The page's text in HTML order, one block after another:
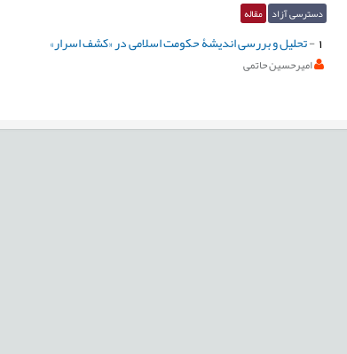
دسترسی آزاد مقاله
1
-تحلیل و بررسی اندیشۀ حکومت اسلامی در «کشف اسرار»
امیرحسین حاتمی